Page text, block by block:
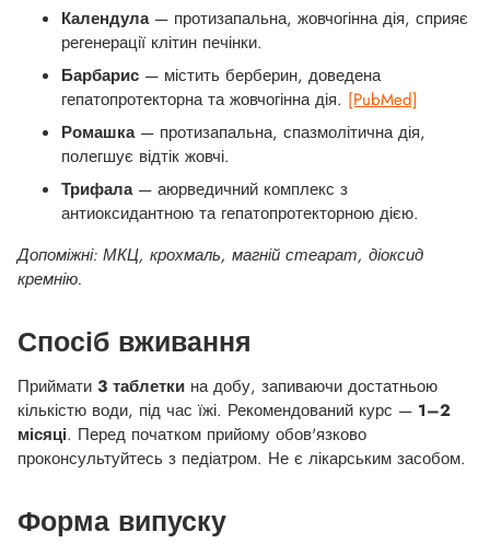
Календула— протизапальна, жовчогінна дія, сприяє
регенерації клітин печінки.
Барбарис — містить берберин, доведена
гепатопротекторна та жовчогінна дія. [PubMed]
Ромашка— протизапальна, спазмолітична дія,
полегшує відтік жовчі.
Трифала— аюрведичний комплекс з
антиоксидантною та гепатопротекторною дією.
Допоміжні: МКЦ, крохмаль, магній стеарат, діоксид
кремнію.
Спосіб вживання
Приймати 3 таблетки на добу, запиваючи достатньою
кількістю води, під час їжі. Рекомендований курс — 1–2
місяці. Перед початком прийому обов'язково
проконсультуйтесь з педіатром. Не є лікарським засобом.
Форма випуску